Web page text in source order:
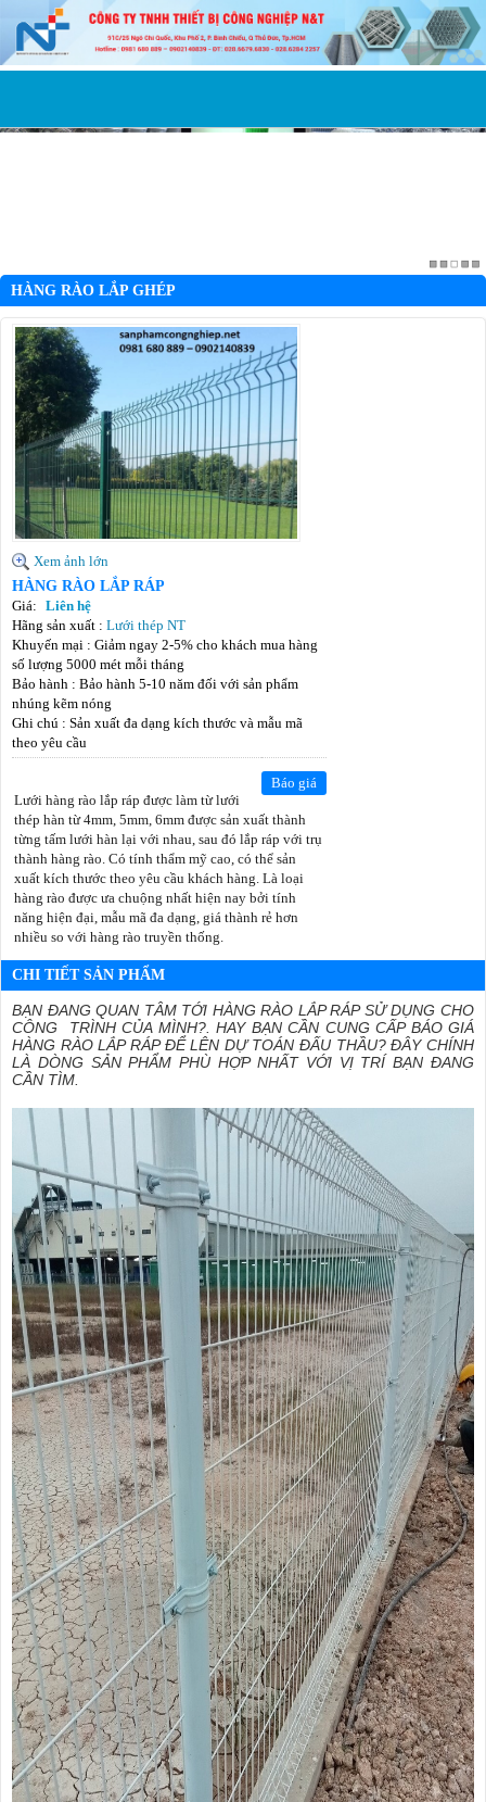
HÀNG RÀO LẮP GHÉP
Xem ảnh lớn
HÀNG RÀO LẮP RÁP
Giá: Liên hệ
Hãng sản xuất : Lưới thép NT
Khuyến mại : Giảm ngay 2-5% cho khách mua hàng
số lượng 5000 mét mỗi tháng
Bảo hành : Bảo hành 5-10 năm đối với sản phẩm
nhúng kẽm nóng
Ghi chú : Sản xuất đa dạng kích thước và mẫu mã
theo yêu cầu
Báo giá
Lưới hàng rào lắp ráp được làm từ lưới
thép hàn từ 4mm, 5mm, 6mm được sản xuất thành
từng tấm lưới hàn lại với nhau, sau đó lắp ráp với trụ
thành hàng rào. Có tính thẩm mỹ cao, có thể sản
xuất kích thước theo yêu cầu khách hàng. Là loại
hàng rào được ưa chuộng nhất hiện nay bởi tính
năng hiện đại, mẫu mã đa dạng, giá thành rẻ hơn
nhiều so với hàng rào truyền thống.
CHI TIẾT SẢN PHẨM
BẠN ĐANG QUAN TÂM TỚI HÀNG RÀO LẮP RÁP SỬ DỤNG CHO
CÔNG TRÌNH CỦA MÌNH?. HAY BẠN CẦN CUNG CẤP BÁO GIÁ
HÀNG RÀO LẮP RÁP ĐỂ LÊN DỰ TOÁN ĐẤU THẦU? ĐÂY CHÍNH
LÀ DÒNG SẢN PHẨM PHÙ HỢP NHẤT VỚI VỊ TRÍ BẠN ĐANG
CẦN TÌM.